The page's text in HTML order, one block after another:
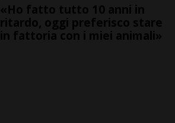
«Ho fatto tutto 10 anni in
ritardo, oggi preferisco stare
in fattoria con i miei animali»